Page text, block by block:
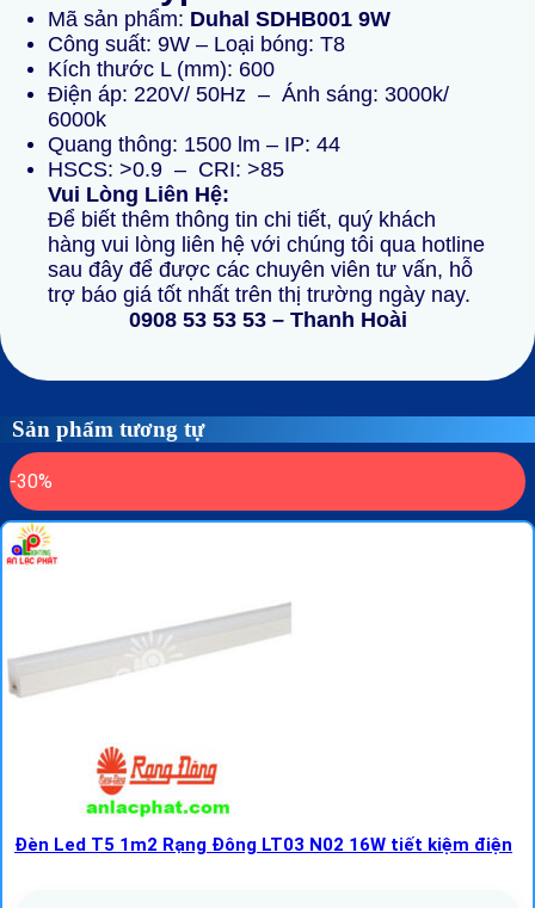
Mã sản phẩm: Duhal SDHB001 9W
Công suất: 9W – Loại bóng: T8
Kích thước L (mm): 600
Điện áp: 220V/ 50Hz – Ánh sáng: 3000k/
6000k
Quang thông: 1500 lm – IP: 44
HSCS: >0.9 – CRI: >85
Vui Lòng Liên Hệ:
Để biết thêm thông tin chi tiết, quý khách
hàng vui lòng liên hệ với chúng tôi qua hotline
sau đây để được các chuyên viên tư vấn, hỗ
trợ báo giá tốt nhất trên thị trường ngày nay.
0908 53 53 53 – Thanh Hoài
Sản phẩm tương tự
-30%
Đèn Led T5 1m2 Rạng Đông LT03 N02 16W tiết kiệm điện